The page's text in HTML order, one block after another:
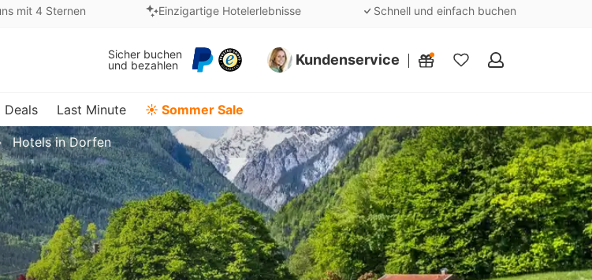
mit 4 Sternen Einzigartige Hotelerlebnisse Schnell und einfach buchen
Sicher buchen
und bezahlen
Kundenservice
Meine
Deals Last Minute ☀️ Sommer Sale
Hotels in Dorfen